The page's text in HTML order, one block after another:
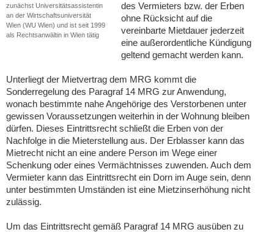
zunächst Universitätsassistentin
an der Wirtschaftsuniversität
Wien (WU Wien) und ist seit 1999
als Rechtsanwältin in Wien tätig
des Vermieters bzw. der Erben
ohne Rücksicht auf die
vereinbarte Mietdauer jederzeit
eine außerordentliche Kündigung
geltend gemacht werden kann.
Unterliegt der Mietvertrag dem MRG kommt die
Sonderregelung des Paragraf 14 MRG zur Anwendung,
wonach bestimmte nahe Angehörige des Verstorbenen unter
gewissen Voraussetzungen weiterhin in der Wohnung bleiben
dürfen. Dieses Eintrittsrecht schließt die Erben von der
Nachfolge in die Mieterstellung aus. Der Erblasser kann das
Mietrecht nicht an eine andere Person im Wege einer
Schenkung oder eines Vermächtnisses zuwenden. Auch dem
Vermieter kann das Eintrittsrecht ein Dorn im Auge sein, denn
unter bestimmten Umständen ist eine Mietzinserhöhung nicht
zulässig.
Um das Eintrittsrecht gemäß Paragraf 14 MRG ausüben zu